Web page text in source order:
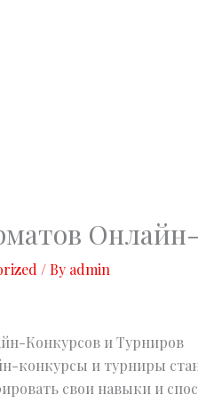
/ By admin
Конкурсов и Турниров
конкурсы и турниры
свои навыки и